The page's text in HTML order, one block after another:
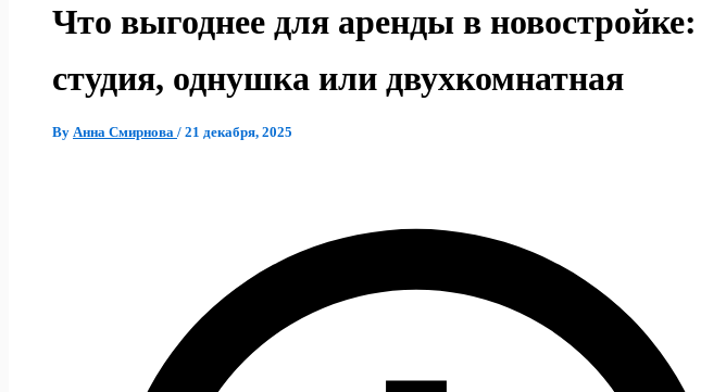
Что выгоднее для аренды в новостройке:
студия, однушка или двухкомнатная
By Анна Смирнова / 21 декабря, 2025